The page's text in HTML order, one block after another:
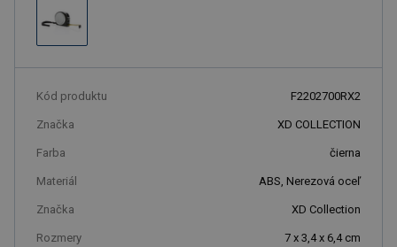
Kód produktu F2202700RX2
Značka XD COLLECTION
Farba čierna
Materiál ABS, Nerezová oceľ
Značka XD Collection
Rozmery 7 x 3,4 x 6,4 cm